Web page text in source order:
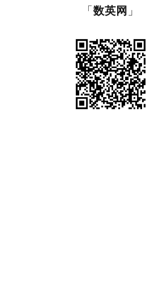
「数英网 」